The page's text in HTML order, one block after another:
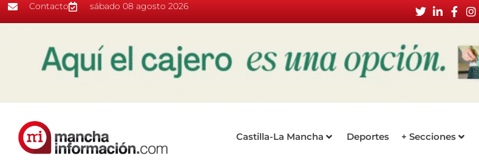
Contacto sábado 08 agosto 2026
Castilla-La Mancha Deportes + Secciones